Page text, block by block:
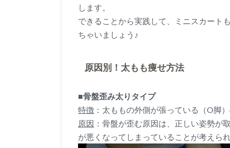
します。
できることから実践して、ミニスカート
ちゃいましょう♪
原因別！太もも痩せ方法
■骨盤歪み太りタイプ
特徴 ：太ももの外側が張っている（O脚
原因 ：骨盤が歪む原因は、正しい姿勢が
が悪くなってしまっていることが考えられ